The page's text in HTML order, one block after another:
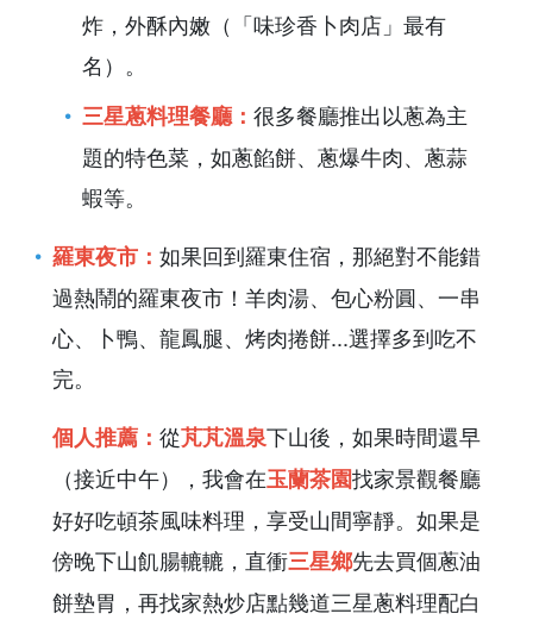
炸，外酥內嫩（「味珍香卜肉店」最有
名）。
三星蔥料理餐廳： 很多餐廳推出以蔥為主
題的特色菜，如蔥餡餅、蔥爆牛肉、蔥蒜
蝦等。
羅東夜市： 如果回到羅東住宿，那絕對不能錯
過熱鬧的羅東夜市！羊肉湯、包心粉圓、一串
心、卜鴨、龍鳳腿、烤肉捲餅...選擇多到吃不
完。
個人推薦： 從芃芃溫泉下山後，如果時間還早
（接近中午），我會在玉蘭茶園找家景觀餐廳
好好吃頓茶風味料理，享受山間寧靜。如果是
傍晚下山飢腸轆轆，直衝三星鄉先去買個蔥油
餅墊胃，再找家熱炒店點幾道三星蔥料理配白